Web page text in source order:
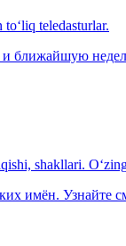
teledasturlar.
и ближайшую
shakllari.
имён. Узнайте